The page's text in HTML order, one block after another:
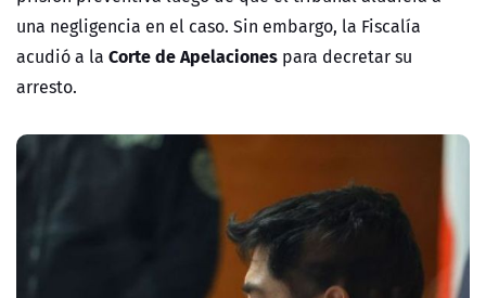
una negligencia en el caso. Sin embargo, la Fiscalía
acudió a la Corte de Apelaciones para decretar su
arresto.